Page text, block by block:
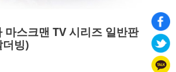
마스크맨 TV 시리즈 일반판
빙)